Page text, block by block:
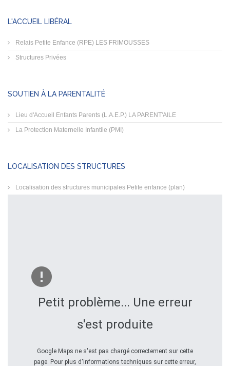
L'ACCUEIL LIBÉRAL
Relais Petite Enfance (RPE) LES FRIMOUSSES
Structures Privées
SOUTIEN À LA PARENTALITÉ
Lieu d'Accueil Enfants Parents (L.A.E.P.) LA PARENT'AILE
La Protection Maternelle Infantile (PMI)
LOCALISATION DES STRUCTURES
Localisation des structures municipales Petite enfance (plan)
Petit problème... Une erreur
s'est produite
Google Maps ne s'est pas chargé correctement sur cette
page. Pour plus d'informations techniques sur cette erreur,